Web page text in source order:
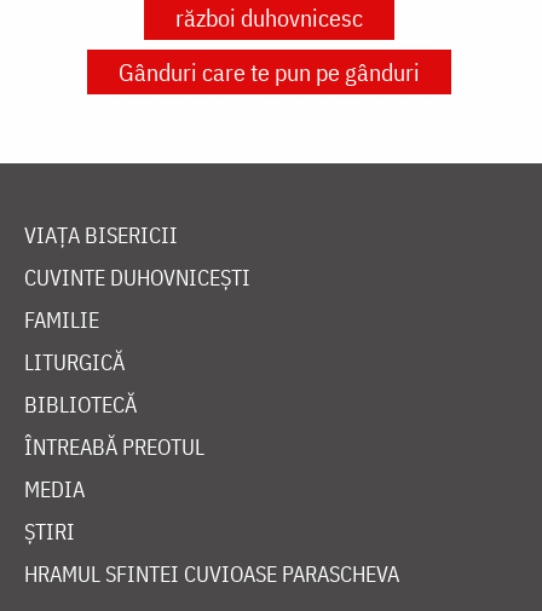
război duhovnicesc
Gânduri care te pun pe gânduri
VIAȚA BISERICII
CUVINTE DUHOVNICEȘTI
FAMILIE
LITURGICĂ
BIBLIOTECĂ
ÎNTREABĂ PREOTUL
MEDIA
ȘTIRI
HRAMUL SFINTEI CUVIOASE PARASCHEVA